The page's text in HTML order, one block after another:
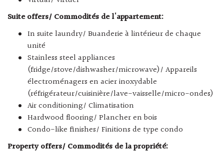
Suite offers/ Commodités de l'appartement:
In suite laundry/ Buanderie à lintérieur de chaque
unité
Stainless steel appliances
(fridge/stove/dishwasher/microwave)/ Appareils
électroménagers en acier inoxydable
(réfrigérateur/cuisinière/lave-vaisselle/micro-ondes)
Air conditioning/ Climatisation
Hardwood flooring/ Plancher en bois
Condo-like finishes/ Finitions de type condo
Property offers/ Commodités de la propriété: